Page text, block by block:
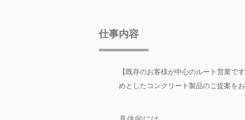
仕事内容
【既存のお客様が中心のルート営業で
めとしたコンクリート製品のご提案をお